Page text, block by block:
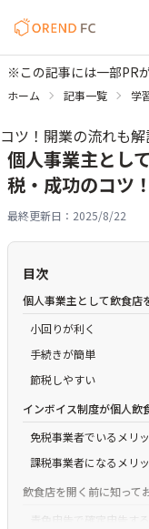
※この記事には一部PR
ホーム 記事一覧 学
個人事業主とし
税・成功のコツ
最終更新日： 2025/8/22
目次
個人事業主として飲食店
小回りが利く
手続きが簡単
節税しやすい
インボイス制度が個人飲
免税事業者でいるメリ
課税事業者になるメリ
飲食店を開く前に知って
青色申告で確定申告する